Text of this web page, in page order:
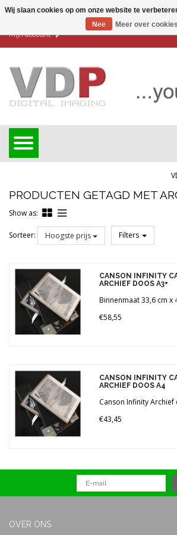
Mijn account
PRODUCTEN GETAGD MET
Show as:
Sorteer: Hoogste prijs Filters
Merken
Prijs
CANSON INFINITY
ARCHIEF DOOS A3+
Binnenmaat 33,6 cm x
€58,55
CANSON INFINITY
ARCHIEF DOOS A4
Canson Infinity
€43,45
OVER ONS
Wij slaan cookies op om onze website te
Nee
Meer over